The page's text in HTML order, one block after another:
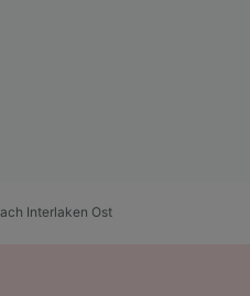
Interlaken Ost